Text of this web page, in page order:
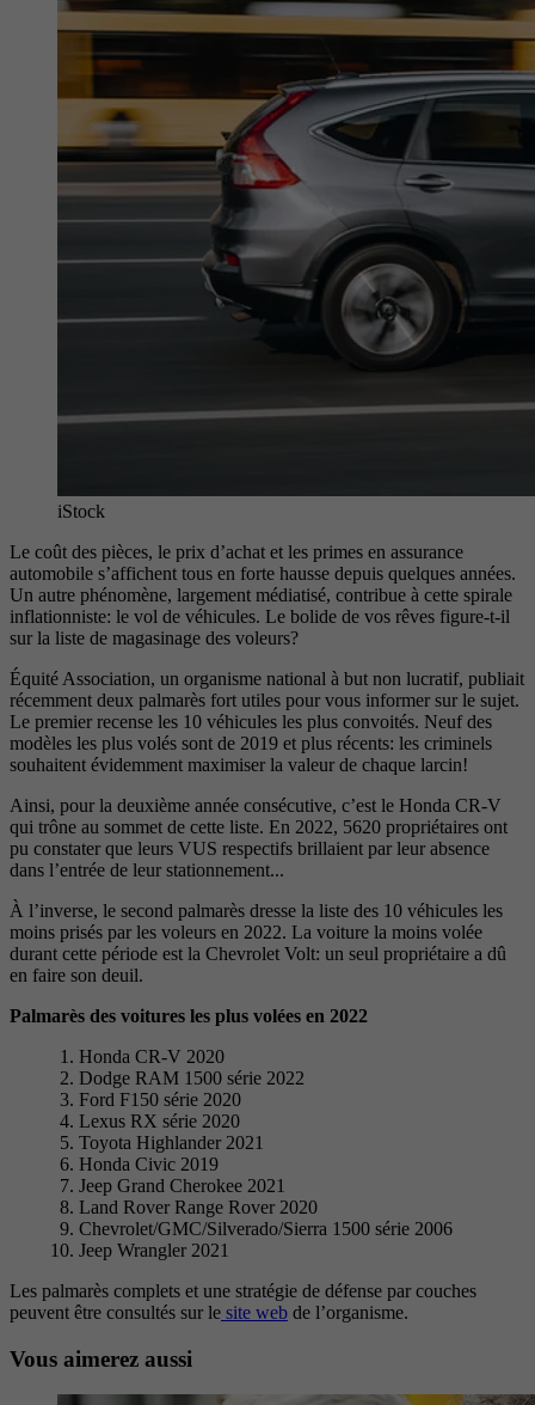
iStock
Le coût des pièces, le prix d’achat et les primes en assurance
automobile s’affichent tous en forte hausse depuis quelques années.
Un autre phénomène, largement médiatisé, contribue à cette spirale
inflationniste: le vol de véhicules. Le bolide de vos rêves figure-t-il
sur la liste de magasinage des voleurs?
Équité Association, un organisme national à but non lucratif, publiait
récemment deux palmarès fort utiles pour vous informer sur le sujet.
Le premier recense les 10 véhicules les plus convoités. Neuf des
modèles les plus volés sont de 2019 et plus récents: les criminels
souhaitent évidemment maximiser la valeur de chaque larcin!
Ainsi, pour la deuxième année consécutive, c’est le Honda CR-V
qui trône au sommet de cette liste. En 2022, 5620 propriétaires ont
pu constater que leurs VUS respectifs brillaient par leur absence
dans l’entrée de leur stationnement...
À l’inverse, le second palmarès dresse la liste des 10 véhicules les
moins prisés par les voleurs en 2022. La voiture la moins volée
durant cette période est la Chevrolet Volt: un seul propriétaire a dû
en faire son deuil.
Palmarès des voitures les plus volées en 2022
Honda CR-V 2020
Dodge RAM 1500 série 2022
Ford F150 série 2020
Lexus RX série 2020
Toyota Highlander 2021
Honda Civic 2019
Jeep Grand Cherokee 2021
Land Rover Range Rover 2020
Chevrolet/GMC/Silverado/Sierra 1500 série 2006
Jeep Wrangler 2021
Les palmarès complets et une stratégie de défense par couches
peuvent être consultés sur le site web de l’organisme.
Vous aimerez aussi